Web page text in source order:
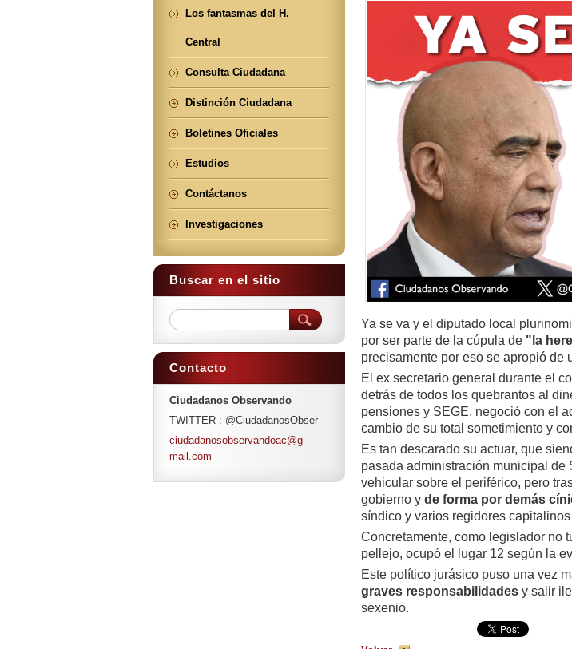
Ya se va y el diputado local
por ser parte de la cúpula de "la
precisamente por eso se apropió de
El ex secretario general durante el
detrás de todos los quebrantos al
pensiones y SEGE, negoció con el
cambio de su total sometimiento y
Es tan descarado su actuar, que
pasada administración municipal de
vehicular sobre el periférico, pero
gobierno y de forma por demás
síndico y varios regidores
Concretamente, como legislador no
pellejo, ocupó el lugar 12 según la
Este político jurásico puso una vez
graves responsabilidades y salir
sexenio.
Los fantasmas del H.
Central
Consulta Ciudadana
Distinción Ciudadana
Boletines Oficiales
Estudios
Contáctanos
Investigaciones
Buscar en el sitio
Contacto
Ciudadanos Observando
TWITTER : @CiudadanosObser
ciudadanosobservandoac@g
mail.com